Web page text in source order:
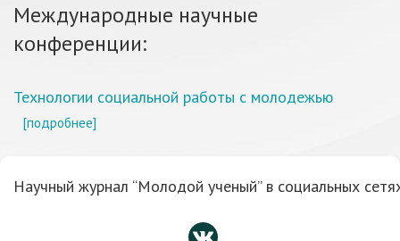
Международные научные
конференции:
Технологии социальной работы с молодежью
[подробнее]
Научный журнал “Молодой ученый” в социальных